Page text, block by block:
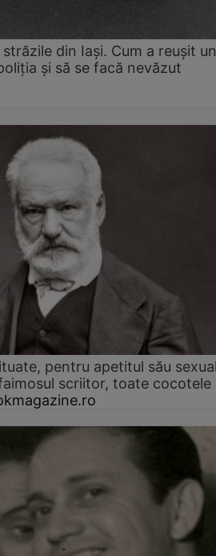
din Iași. Cum a reușit un
și să se facă nevăzut
pentru apetitul său
scriitor, toate cocotele